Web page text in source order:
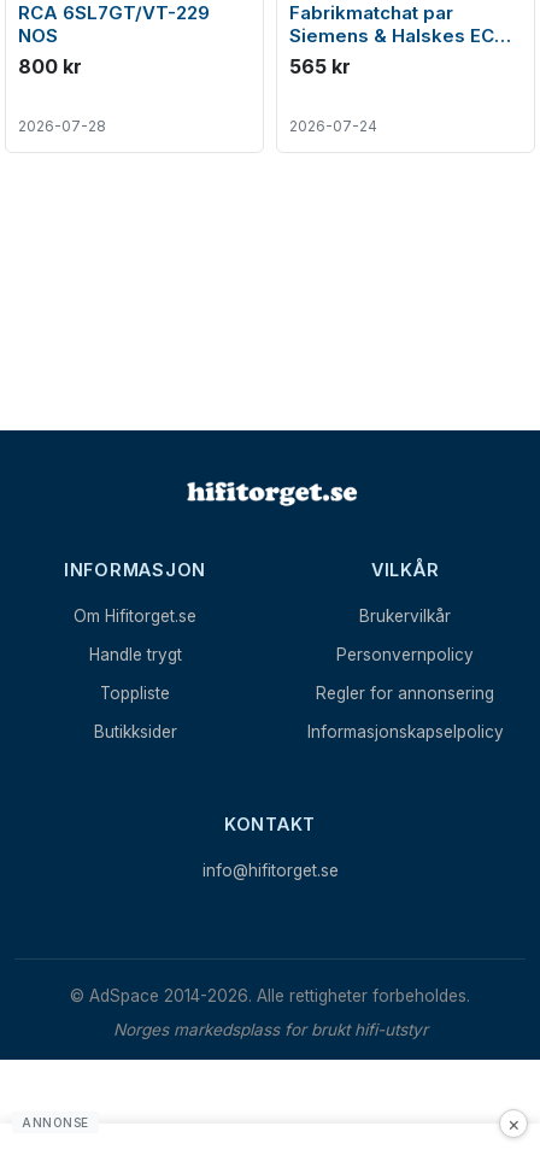
RCA 6SL7GT/VT-229
NOS
800 kr
2026-07-28
Fabrikmatchat par
Siemens & Halskes ECC
81 samma kod!
565 kr
2026-07-24
INFORMASJON
Om Hifitorget.se
Handle trygt
Toppliste
Butikksider
VILKÅR
Brukervilkår
Personvernpolicy
Regler for annonsering
Informasjonskapselpolicy
KONTAKT
info@hifitorget.se
© AdSpace 2014-2026. Alle rettigheter forbeholdes.
Norges markedsplass for brukt hifi-utstyr
×